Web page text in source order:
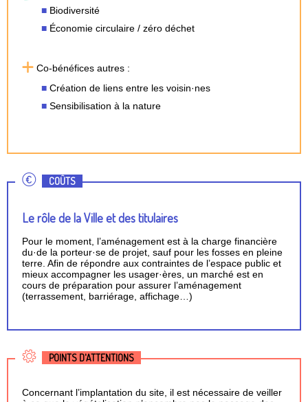
Biodiversité
Économie circulaire / zéro déchet
Co-bénéfices autres :
Création de liens entre les voisin·nes
Sensibilisation à la nature
COÛTS
Le rôle de la Ville et des titulaires
Pour le moment, l’aménagement est à la charge financière
du·de la porteur·se de projet, sauf pour les fosses en pleine
terre. Afin de répondre aux contraintes de l’espace public et
mieux accompagner les usager·ères, un marché est en
cours de préparation pour assurer l’aménagement
(terrassement, barriérage, affichage…)
POINTS D'ATTENTIONS
Concernant l’implantation du site, il est nécessaire de veiller